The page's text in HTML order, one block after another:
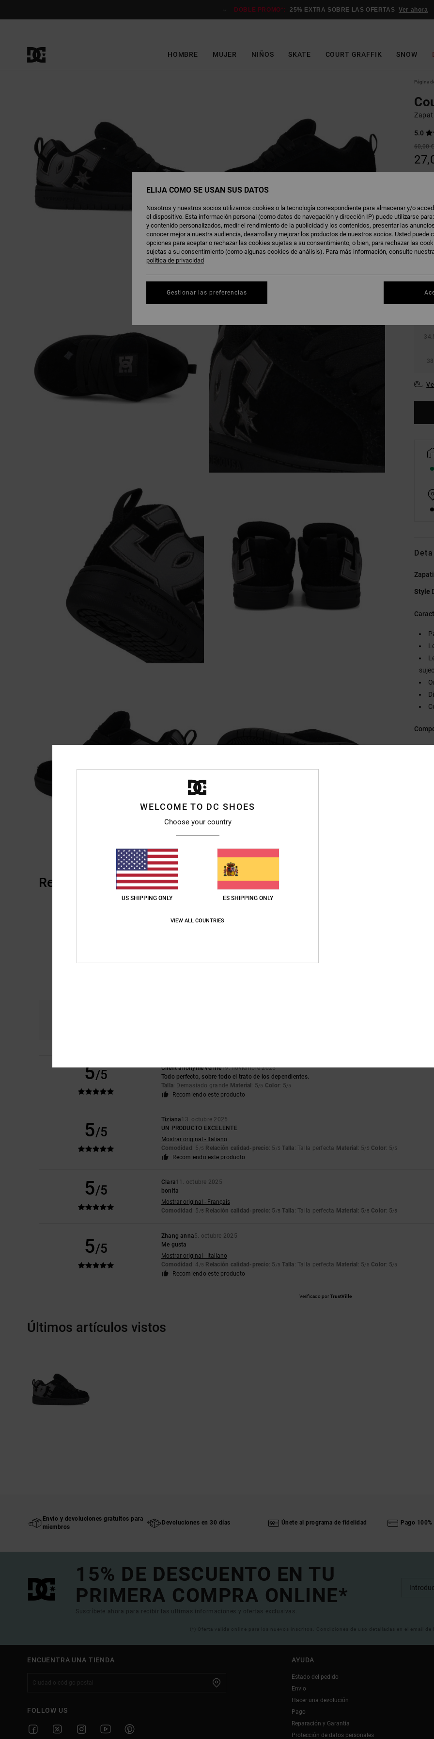
DOBLE PROMO*: 25% EXTRA SOBRE LAS OFERTAS Ver ahora
HOMBRE MUJER NIÑOS SKATE COURT GRAFFIK SNOW
Página
5.0
60,00 €
Color
38
Style
Reseñas de los clientes
5/5 Client anonyme vérifié19. noviembre 2025
Todo perfecto, sobre todo el trato de los dependientes.
Talla: Demasiado grande Material : 5/5 Color: 5/5
Recomiendo este producto
5/5
Tiziana13. octubre 2025
UN PRODUCTO EXCELENTE
Mostrar original - Italiano
Comodidad : 5 /5 Relación calidad-precio: 5 /5 Talla: Talla perfecta Material : 5/5 Color: 5/5
Recomiendo este producto
5/5
Clara11. octubre 2025
bonita
Mostrar original - Français
Comodidad : 5 /5 Relación calidad-precio: 5 /5 Talla: Talla perfecta Material : 5/5 Color: 5/5
5/5
Zhang anna5. octubre 2025
Me gusta
Mostrar original - Italiano
Comodidad : 4 /5 Relación calidad-precio: 5 /5 Talla: Talla perfecta Material : 5/5 Color: 5/5
Recomiendo este producto
Verificado porTrustVille
Últimos artículos vistos
Envío y devoluciones gratuitos para
miembros
Devoluciones en 30 días Únete al programa de fidelidad Pago
15% DE DESCUENTO EN TU
PRIMERA COMPRA ONLINE*
Suscríbete ahora para recibir las ultimas informaciones y ofertas exclusivas.
(*) Oferta valida online para los nuevos inscritos. Condiciones de uso detalladas en el email de
ENCUENTRA UNA TIENDA
FOLLOW US
AYUDA
Estado del pedido
Envio
Hacer una devolución
Pago
Reparación y Garantía
Protección de datos personales
WELCOME TO DC SHOES
Choose your country
US SHIPPING ONLY ES SHIPPING ONLY
VIEW ALL COUNTRIES
ELIJA CÓMO SE USAN SUS DATOS
Nosotros y nuestros socios utilizamos cookies o la tecnología correspondiente para almacenar y/o
el dispositivo. Esta información personal (como datos de navegación y dirección IP) puede utilizarse
y contenido personalizados, medir el rendimiento de la publicidad y los contenidos, presentar las
conocer mejor a nuestra audiencia, desarrollar y mejorar los productos de nuestros socios. Usted puede
opciones para aceptar o rechazar las cookies sujetas a su consentimiento, o bien, para rechazar las
sujetas a su consentimiento (como algunas cookies de análisis). Para más información, consulte
política de privacidad
Gestionar las preferencias